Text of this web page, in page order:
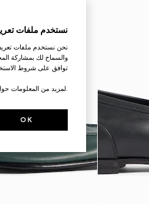
نستخدم ملفات
نحن نستخدم ملفات تعريف
والسماح لك بمشاركة
توافق على شروط
.لمزيد من المعلومات
OK